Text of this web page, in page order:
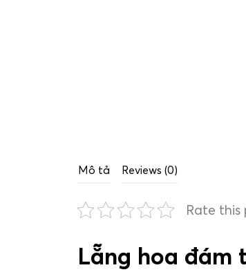
Mô tả Reviews (0)
Rate this
Lẵng hoa đám